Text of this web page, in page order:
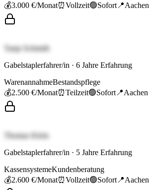
💰3.000 €/Monat⏰Vollzeit🟢Sofort 📍Aachen
Tanja Schmidt
Gabelstaplerfahrer/in · 6 Jahre Erfahrung
WarenannahmeBestandspflege
💰2.500 €/Monat⏰Teilzeit🟢Sofort 📍Aachen
Thomas Klein
Gabelstaplerfahrer/in · 5 Jahre Erfahrung
KassensystemeKundenberatung
💰2.600 €/Monat⏰Vollzeit🟢Sofort 📍Aachen